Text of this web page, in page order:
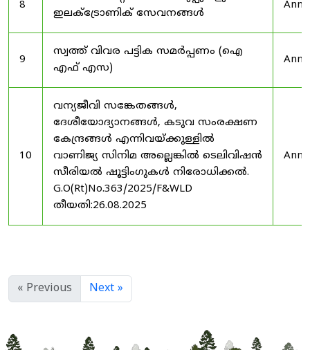
8
ഇലക്ട്രോണിക് സേവനങ്ങൾ
9
സ്വത്ത് വിവര പട്ടിക സമർപ്പണം (ഐ
എഫ് എസ)
10
വന്യജീവി സങ്കേതങ്ങൾ,
ദേശീയോദ്യാനങ്ങൾ, കടുവ സംരക്ഷണ
കേന്ദ്രങ്ങൾ എന്നിവയ്ക്കുള്ളിൽ
വാണിജ്യ സിനിമ അല്ലെങ്കിൽ ടെലിവിഷൻ
സീരിയൽ ഷൂട്ടിംഗുകൾ നിരോധിക്കൽ.
G.O(Rt)No.363/2025/F&WLD
തീയതി:26.08.2025
« Previous Next »